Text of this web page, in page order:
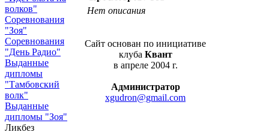
волков"
Соревнования
"Зоя"
Соревнования
"День Радио"
Выданные
дипломы
"Тамбовский
волк"
Выданные
дипломы "Зоя"
Ликбез
Нет описания
Сайт основан по инициативе
клуба Квант
в апреле 2004 г.
Администратор
xgudron@gmail.com